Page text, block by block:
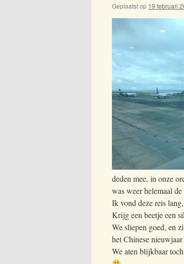
Geplaatst op 19 februari
deden mee, in onze
was weer helemaal
Ik vond deze reis
Krijg een beetje een
We sliepen goed, en
het Chinese
We aten blijkbaar